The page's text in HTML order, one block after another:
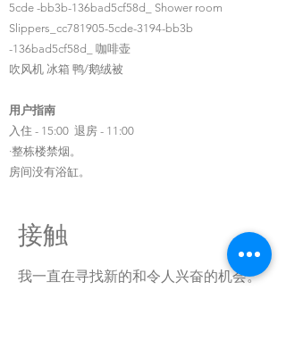
5cde -bb3b-136bad5cf58d_ Shower room
Slippers_cc781905-5cde-3194-bb3b
-136bad5cf58d_ 咖啡壶
吹风机 冰箱 鸭/鹅绒被
用户指南
入住 - 15:00 退房 - 11:00
·整栋楼禁烟。
​房间没有浴缸。
接触
我一直在寻找新的和令人兴奋的机会。